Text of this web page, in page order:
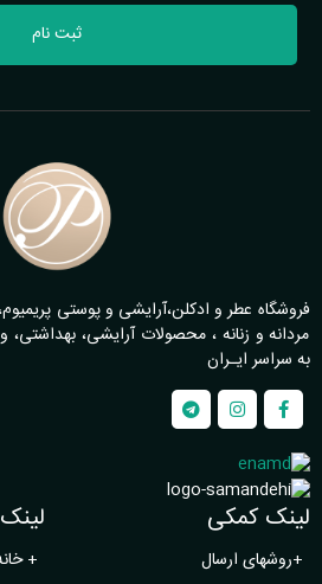
ثبت نام
فروشگاه عطر و ادکلن،آرایشی و پوستی
مردانه و زنانه ، محصولات آرایشی، بهداشتی،
به سراسر ایـران
لینک کمکی
+روشهای ارسال
+